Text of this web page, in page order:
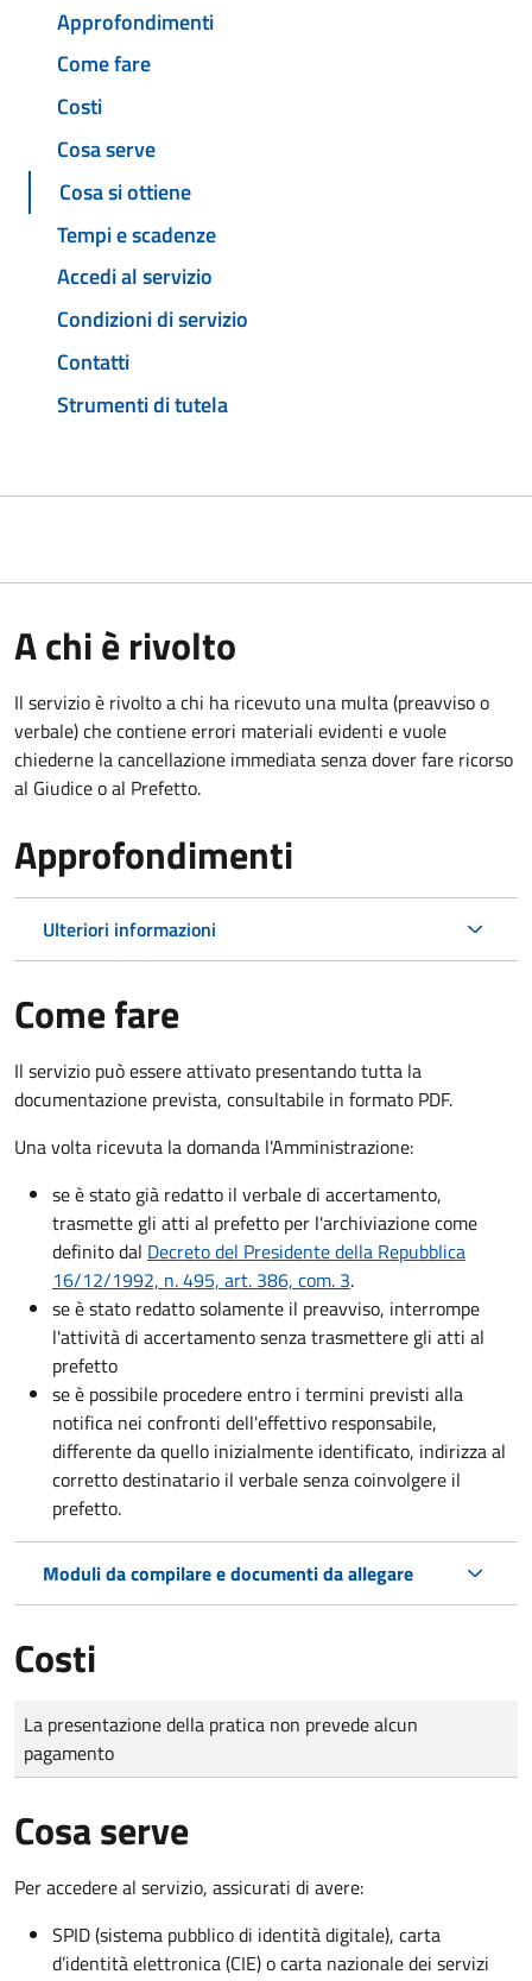
Approfondimenti
Come fare
Costi
Cosa serve
Cosa si ottiene
Tempi e scadenze
Accedi al servizio
Condizioni di servizio
Contatti
Strumenti di tutela
A chi è rivolto
Il servizio è rivolto a chi ha ricevuto una multa (preavviso o
verbale) che contiene errori materiali evidenti e vuole
chiederne la cancellazione immediata senza dover fare ricorso
al Giudice o al Prefetto.
Approfondimenti
Ulteriori informazioni
Come fare
Il servizio può essere attivato presentando tutta la
documentazione prevista, consultabile in formato PDF.
Una volta ricevuta la domanda l'Amministrazione:
se è stato già redatto il verbale di accertamento,
trasmette gli atti al prefetto per l'archiviazione come
definito dal Decreto del Presidente della Repubblica
16/12/1992, n. 495, art. 386, com. 3.
se è stato redatto solamente il preavviso, interrompe
l'attività di accertamento senza trasmettere gli atti al
prefetto
se è possibile procedere entro i termini previsti alla
notifica nei confronti dell'effettivo responsabile,
differente da quello inizialmente identificato, indirizza al
corretto destinatario il verbale senza coinvolgere il
prefetto.
Moduli da compilare e documenti da allegare
Costi
Tipo di pagamento
Importo
La presentazione della pratica non prevede alcun
pagamento
Cosa serve
Per accedere al servizio, assicurati di avere:
SPID (sistema pubblico di identità digitale), carta
d’identità elettronica (CIE) o carta nazionale dei servizi